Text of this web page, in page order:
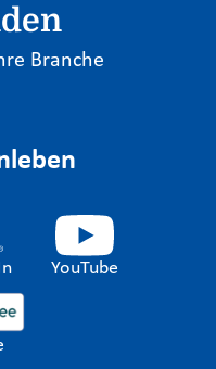
Branche
YouTube